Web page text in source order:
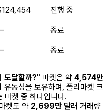
진행 중
종료
종료
도달할까?" 마켓은 약 4,574만
유동성을 보유하며, 폴리마켓 크
마켓 중 하나입니다.
마켓도 약 2,699만 달러 거래량